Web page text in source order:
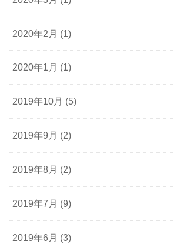
2020年2月 (1)
2020年1月 (1)
2019年10月 (5)
2019年9月 (2)
2019年8月 (2)
2019年7月 (9)
2019年6月 (3)